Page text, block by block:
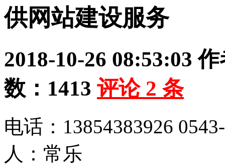
供网站建设服务
2018-10-26 08:53:03 作
数： 1413 评论 2 条
电话：13854383926
人：常乐